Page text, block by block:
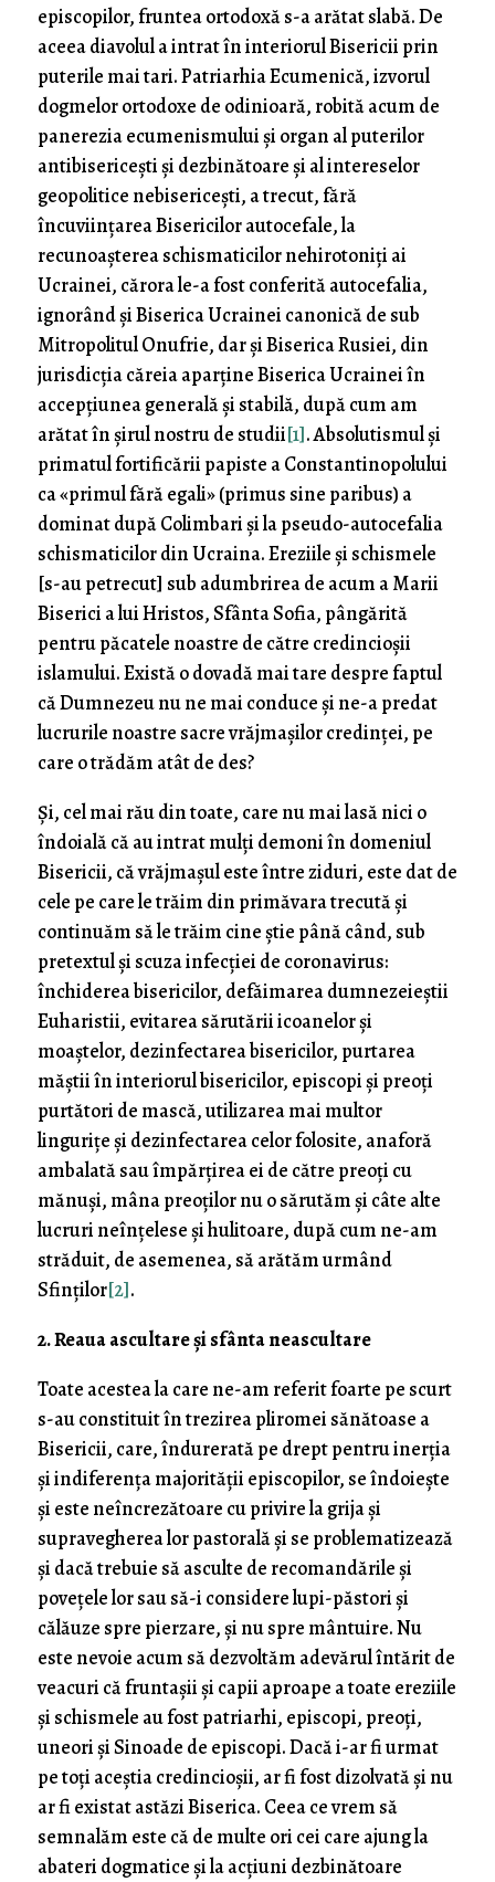
episcopilor, fruntea ortodoxă s-a arătat slabă. De
aceea diavolul a intrat în interiorul Bisericii prin
puterile mai tari. Patriarhia Ecumenică, izvorul
dogmelor ortodoxe de odinioară, robită acum de
panerezia ecumenismului și organ al puterilor
antibisericești și dezbinătoare și al intereselor
geopolitice nebisericești, a trecut, fără
încuviințarea Bisericilor autocefale, la
recunoașterea schismaticilor nehirotoniți ai
Ucrainei, cărora le-a fost conferită autocefalia,
ignorând și Biserica Ucrainei canonică de sub
Mitropolitul Onufrie, dar și Biserica Rusiei, din
jurisdicția căreia aparține Biserica Ucrainei în
accepțiunea generală și stabilă, după cum am
arătat în șirul nostru de studii[1]. Absolutismul și
primatul fortificării papiste a Constantinopolului
ca «primul fără egali» (primus sine paribus) a
dominat după Colimbari și la pseudo-autocefalia
schismaticilor din Ucraina. Ereziile și schismele
[s-au petrecut] sub adumbrirea de acum a Marii
Biserici a lui Hristos, Sfânta Sofia, pângărită
pentru păcatele noastre de către credincioșii
islamului. Există o dovadă mai tare despre faptul
că Dumnezeu nu ne mai conduce și ne-a predat
lucrurile noastre sacre vrăjmașilor credinței, pe
care o trădăm atât de des?
Și, cel mai rău din toate, care nu mai lasă nici o
îndoială că au intrat mulți demoni în domeniul
Bisericii, că vrăjmașul este între ziduri, este dat de
cele pe care le trăim din primăvara trecută și
continuăm să le trăim cine știe până când, sub
pretextul și scuza infecției de coronavirus:
închiderea bisericilor, defăimarea dumnezeieștii
Euharistii, evitarea sărutării icoanelor și
moaștelor, dezinfectarea bisericilor, purtarea
măștii în interiorul bisericilor, episcopi și preoți
purtători de mască, utilizarea mai multor
lingurițe și dezinfectarea celor folosite, anaforă
ambalată sau împărțirea ei de către preoți cu
mănuși, mâna preoților nu o sărutăm și câte alte
lucruri neînțelese și hulitoare, după cum ne-am
străduit, de asemenea, să arătăm urmând
Sfinților[2].
2. Reaua ascultare și sfânta neascultare
Toate acestea la care ne-am referit foarte pe scurt
s-au constituit în trezirea pliromei sănătoase a
Bisericii, care, îndurerată pe drept pentru inerția
și indiferența majorității episcopilor, se îndoiește
și este neîncrezătoare cu privire la grija și
supravegherea lor pastorală și se problematizează
și dacă trebuie să asculte de recomandările și
povețele lor sau să-i considere lupi-păstori și
călăuze spre pierzare, și nu spre mântuire. Nu
este nevoie acum să dezvoltăm adevărul întărit de
veacuri că fruntașii și capii aproape a toate ereziile
și schismele au fost patriarhi, episcopi, preoți,
uneori și Sinoade de episcopi. Dacă i-ar fi urmat
pe toți aceștia credincioșii, ar fi fost dizolvată și nu
ar fi existat astăzi Biserica. Ceea ce vrem să
semnalăm este că de multe ori cei care ajung la
abateri dogmatice și la acțiuni dezbinătoare